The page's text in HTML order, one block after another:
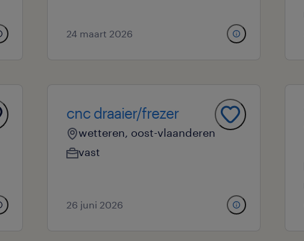
24 maart 2026
cnc draaier/frezer
wetteren, oost-vlaanderen
vast
26 juni 2026